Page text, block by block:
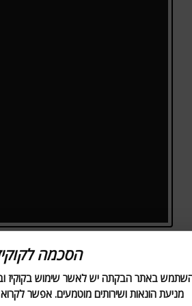
המפה לא ממש אידיאלית,
האכלת הפונקצייהplotבעוד
הסכמה
באתר הבקתה יש לאשר שימוש בקוקיז
מניעת הונאות ושירותים מוטמעים. אפשר